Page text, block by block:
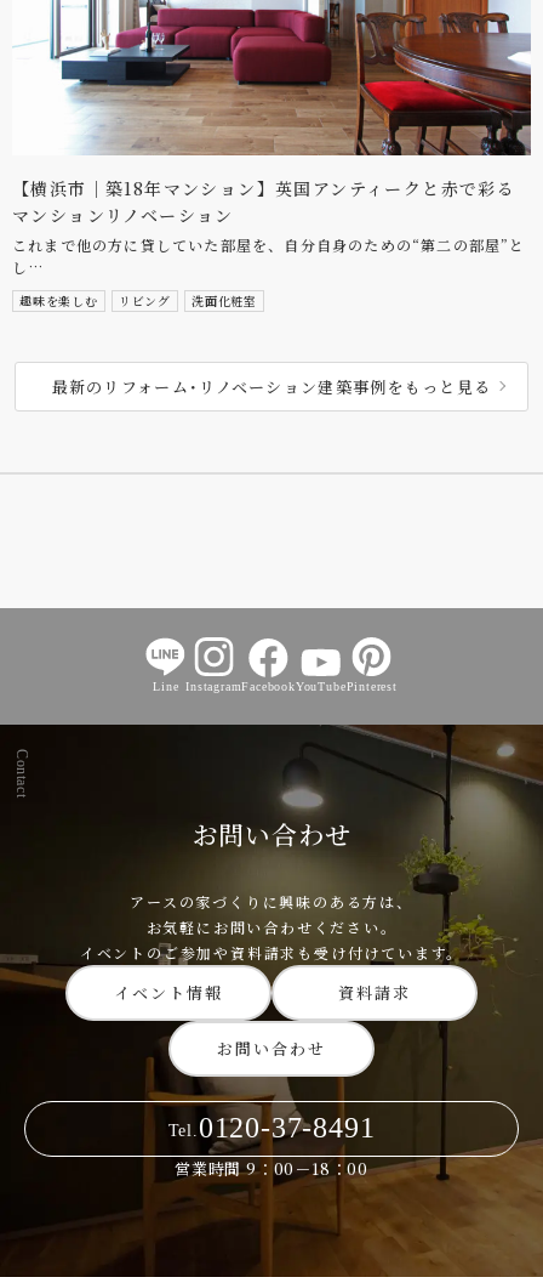
【横浜市｜築18年マンション】英国アンティークと赤で彩る
マンションリノベーション
これまで他の方に貸していた部屋を、自分自身のための“第二の部屋”と
し…
趣味を楽しむ リビング 洗面化粧室
最新のリフォーム･リノベーション建築事例をもっと見る
Line InstagramFacebookYouTubePinterest
Contact
お問い合わせ
アースの家づくりに興味のある方は、
お気軽にお問い合わせください。
イベントのご参加や資料請求も受け付けています。
イベント情報 資料請求
お問い合わせ
Tel. 0120-37-8491
営業時間 9：00－18：00